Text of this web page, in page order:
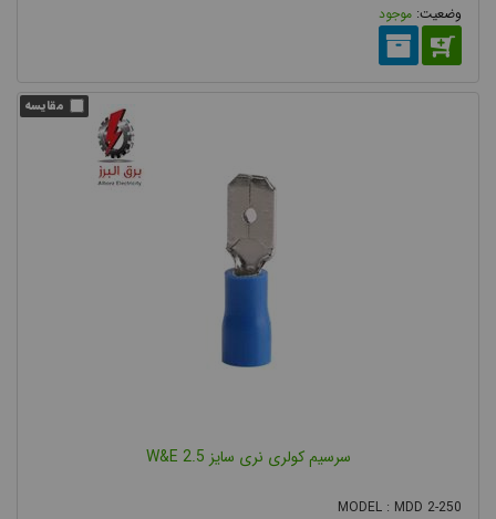
موجود
سرسیم کولری نری سایز 2.5 W&E
MODEL : MDD 2-250